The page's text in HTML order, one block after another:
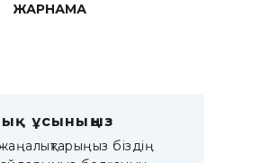
ЖАРНАМА
ұсыныңыз
біздің